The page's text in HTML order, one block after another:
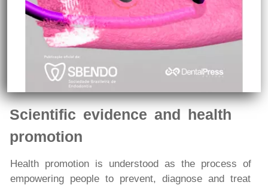
Scientific evidence and health
promotion
Health promotion is understood as the process of
empowering people to prevent, diagnose and treat